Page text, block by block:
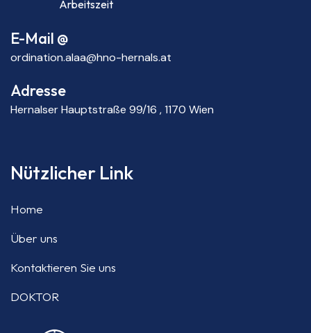
Arbeitszeit
E-Mail @
ordination.alaa@hno-hernals.at
Adresse
Hernalser Hauptstraße 99/16 , 1170 Wien
Nützlicher Link
Home
Über uns
Kontaktieren Sie uns
DOKTOR